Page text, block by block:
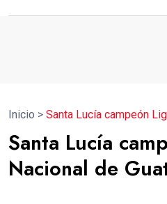
Inicio > Santa Lucía campeón
Santa Lucía
Nacional de